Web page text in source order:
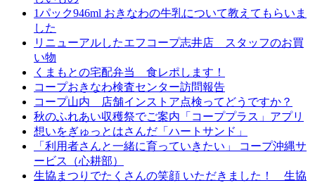
1パック946ml おきなわの牛乳について教えてもらいま
した
リニューアルしたエフコープ志井店 スタッフのお買
い物
くまもとの宅配弁当 食レポします！
コープおきなわ検査センター訪問報告
コープ山内 店舗インストア点検ってどうですか？
秋のふれあい収穫祭でご案内「コーププラス」アプリ
想いをぎゅっとはさんだ「ハートサンド」
「利用者さんと一緒に育っていきたい」 コープ沖縄サ
ービス（心耕部）
生協まつりでたくさんの笑顔 いただきました！ 生協